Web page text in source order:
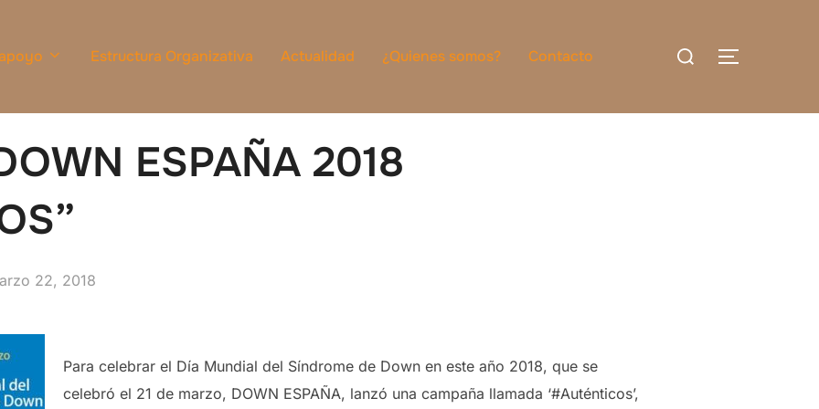
Estructura Organizativa Actualidad ¿Quienes somos? Contacto
Buscar:
ESPAÑA 2018
22, 2018
Para celebrar el Día Mundial del Síndrome de Down en este año 2018, que se
celebró el 21 de marzo, DOWN ESPAÑA, lanzó una campaña llamada ‘#Auténticos’,